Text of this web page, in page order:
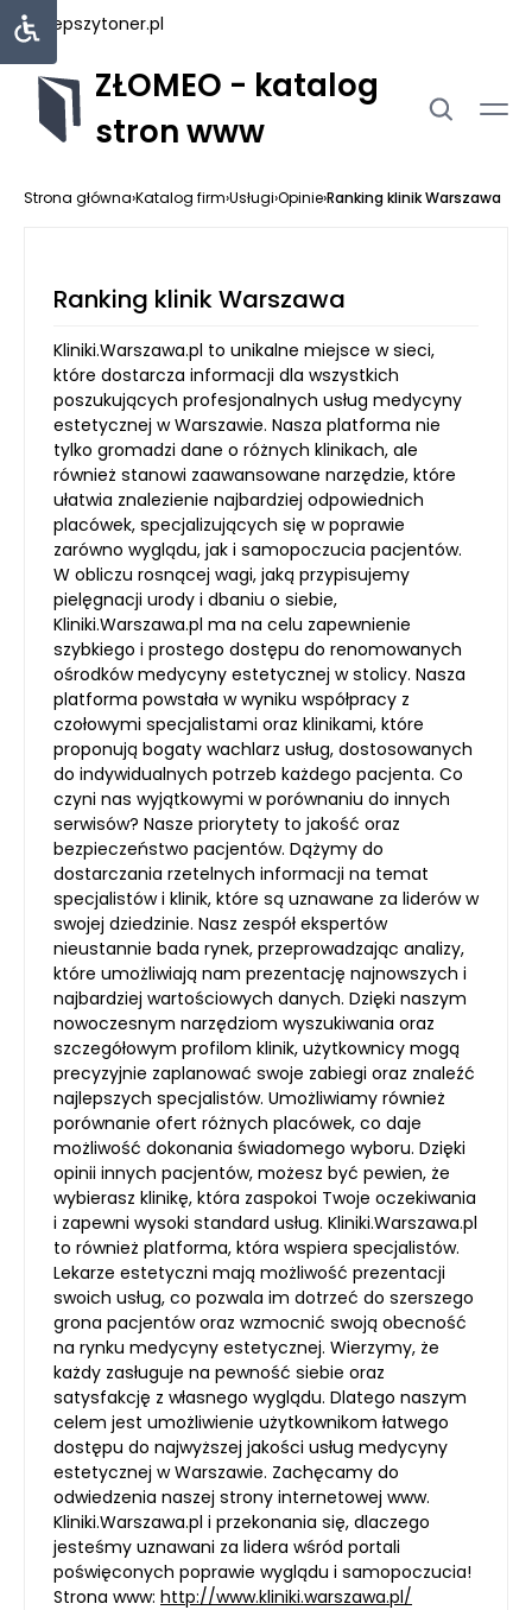
najlepszytoner.pl
ZŁOMEO - katalog
stron www
Strona główna›Katalog firm›Usługi›Opinie›Ranking klinik Warszawa
Ranking klinik Warszawa
Kliniki.Warszawa.pl to unikalne miejsce w sieci,
które dostarcza informacji dla wszystkich
poszukujących profesjonalnych usług medycyny
estetycznej w Warszawie. Nasza platforma nie
tylko gromadzi dane o różnych klinikach, ale
również stanowi zaawansowane narzędzie, które
ułatwia znalezienie najbardziej odpowiednich
placówek, specjalizujących się w poprawie
zarówno wyglądu, jak i samopoczucia pacjentów.
W obliczu rosnącej wagi, jaką przypisujemy
pielęgnacji urody i dbaniu o siebie,
Kliniki.Warszawa.pl ma na celu zapewnienie
szybkiego i prostego dostępu do renomowanych
ośrodków medycyny estetycznej w stolicy. Nasza
platforma powstała w wyniku współpracy z
czołowymi specjalistami oraz klinikami, które
proponują bogaty wachlarz usług, dostosowanych
do indywidualnych potrzeb każdego pacjenta. Co
czyni nas wyjątkowymi w porównaniu do innych
serwisów? Nasze priorytety to jakość oraz
bezpieczeństwo pacjentów. Dążymy do
dostarczania rzetelnych informacji na temat
specjalistów i klinik, które są uznawane za liderów w
swojej dziedzinie. Nasz zespół ekspertów
nieustannie bada rynek, przeprowadzając analizy,
które umożliwiają nam prezentację najnowszych i
najbardziej wartościowych danych. Dzięki naszym
nowoczesnym narzędziom wyszukiwania oraz
szczegółowym profilom klinik, użytkownicy mogą
precyzyjnie zaplanować swoje zabiegi oraz znaleźć
najlepszych specjalistów. Umożliwiamy również
porównanie ofert różnych placówek, co daje
możliwość dokonania świadomego wyboru. Dzięki
opinii innych pacjentów, możesz być pewien, że
wybierasz klinikę, która zaspokoi Twoje oczekiwania
i zapewni wysoki standard usług. Kliniki.Warszawa.pl
to również platforma, która wspiera specjalistów.
Lekarze estetyczni mają możliwość prezentacji
swoich usług, co pozwala im dotrzeć do szerszego
grona pacjentów oraz wzmocnić swoją obecność
na rynku medycyny estetycznej. Wierzymy, że
każdy zasługuje na pewność siebie oraz
satysfakcję z własnego wyglądu. Dlatego naszym
celem jest umożliwienie użytkownikom łatwego
dostępu do najwyższej jakości usług medycyny
estetycznej w Warszawie. Zachęcamy do
odwiedzenia naszej strony internetowej www.
Kliniki.Warszawa.pl i przekonania się, dlaczego
jesteśmy uznawani za lidera wśród portali
poświęconych poprawie wyglądu i samopoczucia!
Strona www: http://www.kliniki.warszawa.pl/